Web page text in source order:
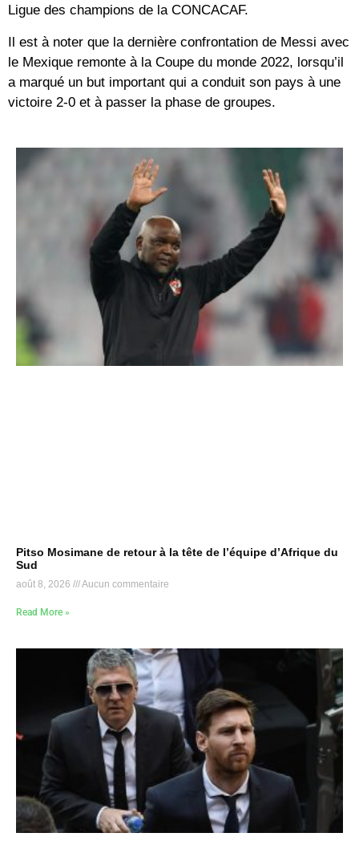
Ligue des champions de la CONCACAF.
Il est à noter que la dernière confrontation de Messi avec
le Mexique remonte à la Coupe du monde 2022, lorsqu’il
a marqué un but important qui a conduit son pays à une
victoire 2-0 et à passer la phase de groupes.
Pitso Mosimane de retour à la tête de l’équipe d’Afrique du
Sud
août 8, 2026 Aucun commentaire
Read More »